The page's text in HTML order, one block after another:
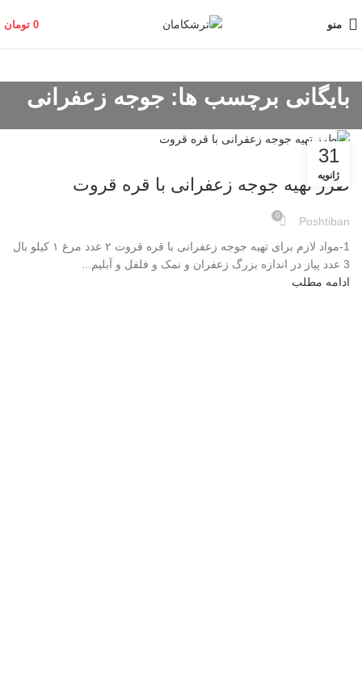
منو 0 تومان
بایگانی برچسب ها: جوجه زعفرانی
31
ژانویه
وبلاگ
طرز تهیه جوجه زعفرانی با قره قروت
Poshtiban
0
1-مواد لازم برای تهیه جوجه زعفرانی با قره قروت ۲ عدد مرغ ۱ کیلو بال
3 عدد پیاز در اندازه بزرگ زعفران و نمک و فلفل و آبلیم...
ادامه مطلب